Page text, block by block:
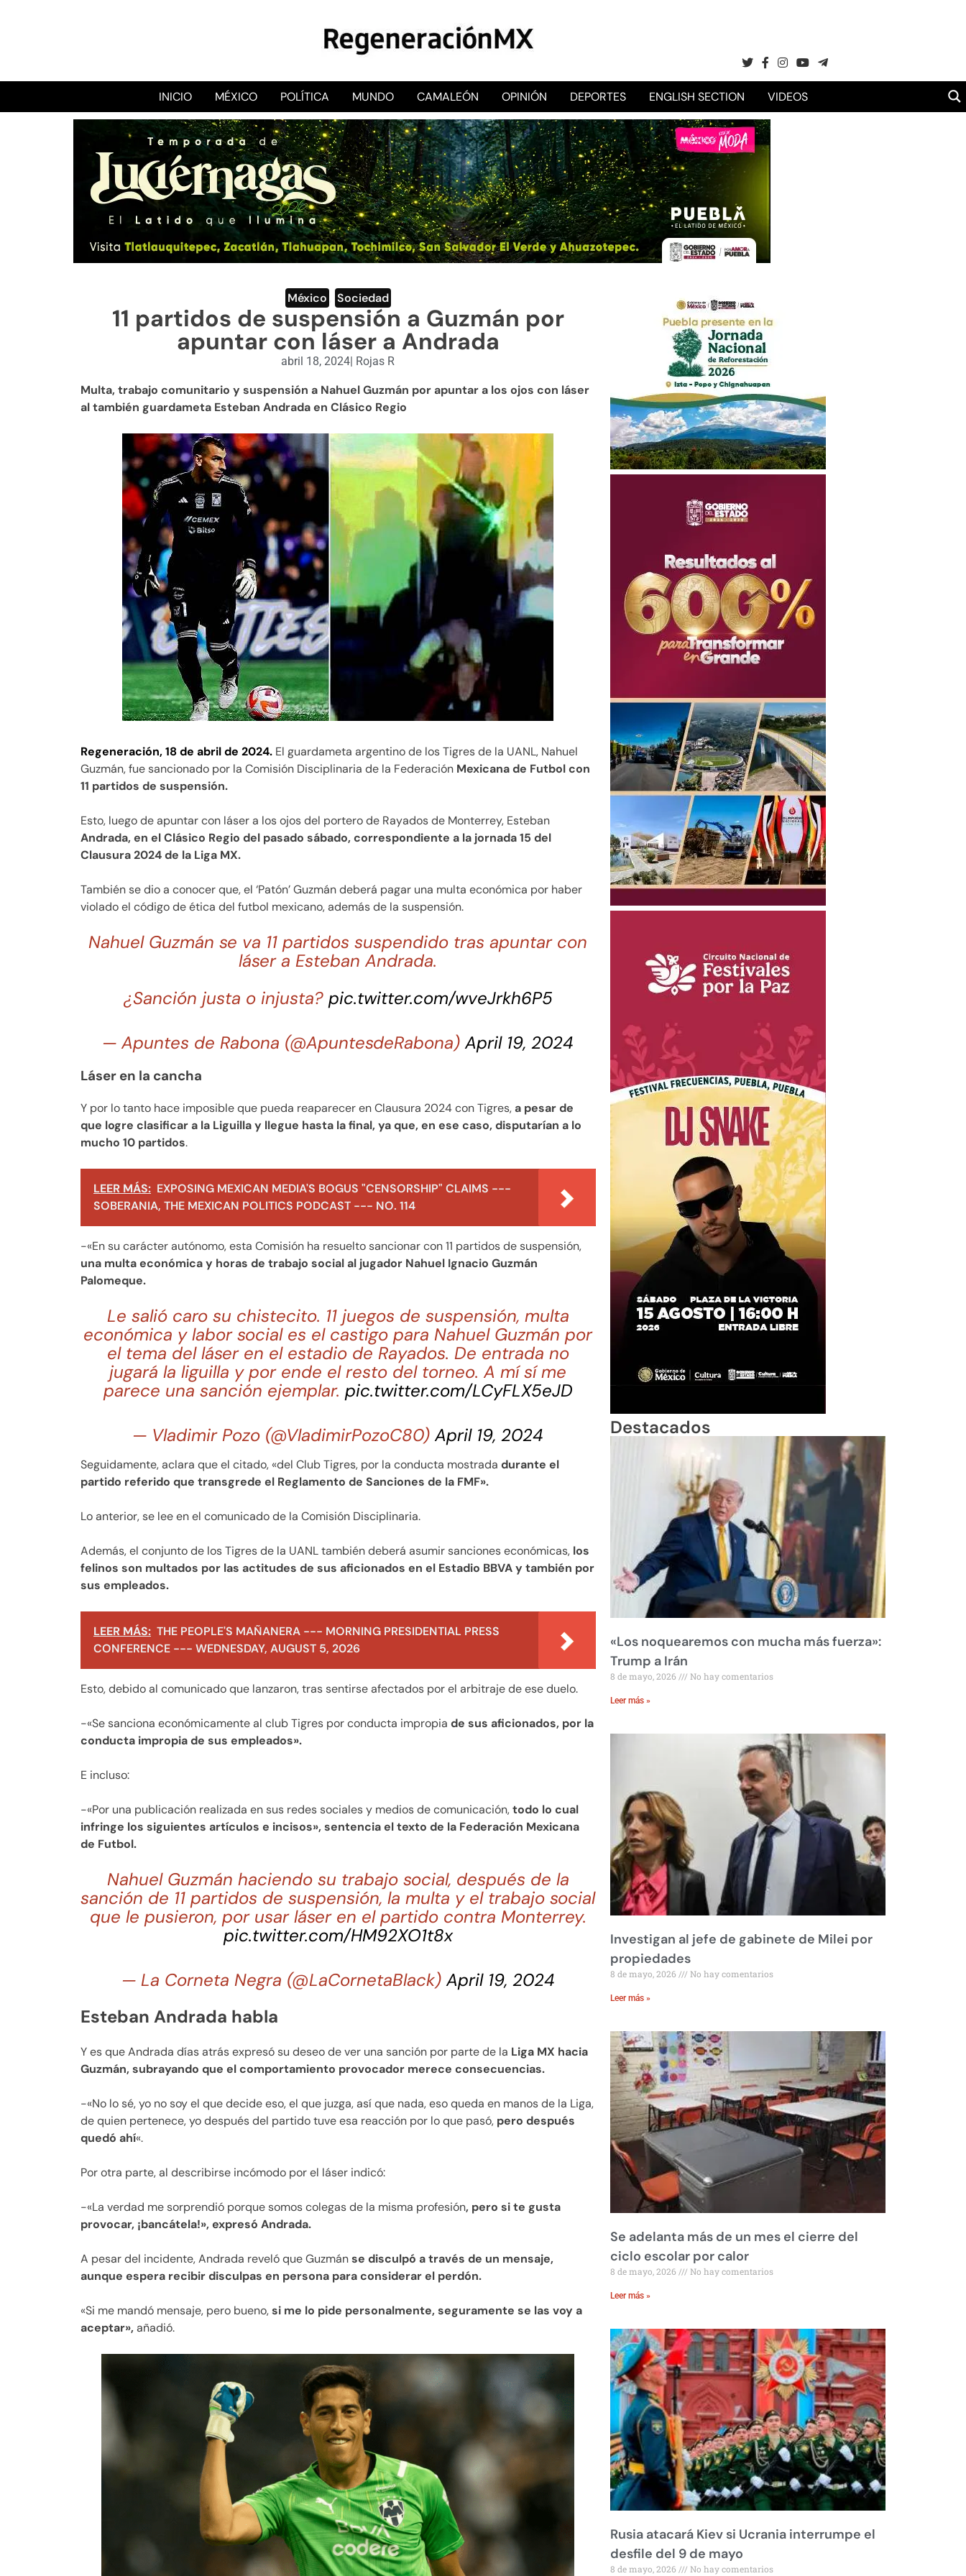
RegeneraciónMX
Sitio de noticias libre e independiente
INICIO MÉXICO POLÍTICA MUNDO CAMALEÓN OPINIÓN DEPORTES ENGLISH SECTION VIDEOS
México Sociedad
11 partidos de suspensión a Guzmán por
apuntar con láser a Andrada
abril 18, 2024 Rojas R
Multa, trabajo comunitario y suspensión a Nahuel Guzmán por apuntar a los ojos con láser
al también guardameta Esteban Andrada en Clásico Regio
Regeneración, 18 de abril de 2024. El guardameta argentino de los Tigres de la UANL, Nahuel
Guzmán, fue sancionado por la Comisión Disciplinaria de la Federación Mexicana de Futbol con
11 partidos de suspensión.
Esto, luego de apuntar con láser a los ojos del portero de Rayados de Monterrey, Esteban
Andrada, en el Clásico Regio del pasado sábado, correspondiente a la jornada 15 del
Clausura 2024 de la Liga MX.
También se dio a conocer que, el ‘Patón’ Guzmán deberá pagar una multa económica por haber
violado el código de ética del futbol mexicano, además de la suspensión.
Nahuel Guzmán se va 11 partidos suspendido tras apuntar con
láser a Esteban Andrada.
¿Sanción justa o injusta? pic.twitter.com/wveJrkh6P5
— Apuntes de Rabona (@ApuntesdeRabona)April 19, 2024
Láser en la cancha
Y por lo tanto hace imposible que pueda reaparecer en Clausura 2024 con Tigres,a pesar de
que logre clasificar a la Liguilla y llegue hasta la final, ya que, en ese caso, disputarían a lo
mucho 10 partidos.
LEER MÁS: EXPOSING MEXICAN MEDIA'S BOGUS "CENSORSHIP" CLAIMS ---
SOBERANIA, THE MEXICAN POLITICS PODCAST --- NO. 114
-«En su carácter autónomo, esta Comisión ha resuelto sancionar con 11 partidos de suspensión,
una multa económica y horas de trabajo social al jugador Nahuel Ignacio Guzmán
Palomeque.
Le salió caro su chistecito. 11 juegos de suspensión, multa
económica y labor social es el castigo para Nahuel Guzmán por
el tema del láser en el estadio de Rayados. De entrada no
jugará la liguilla y por ende el resto del torneo. A mí sí me
parece una sanción ejemplar. pic.twitter.com/LCyFLX5eJD
— Vladimir Pozo (@VladimirPozoC80)April 19, 2024
Seguidamente, aclara que el citado, «del Club Tigres, por la conducta mostrada durante el
partido referido que transgrede el Reglamento de Sanciones de la FMF».
Lo anterior, se lee en el comunicado de la Comisión Disciplinaria.
Además, el conjunto de los Tigres de la UANL también deberá asumir sanciones económicas, los
felinos son multados por las actitudes de sus aficionados en el Estadio BBVA y también por
sus empleados.
LEER MÁS: THE PEOPLE'S MAÑANERA --- MORNING PRESIDENTIAL PRESS
CONFERENCE --- WEDNESDAY, AUGUST 5, 2026
Esto, debido al comunicado que lanzaron, tras sentirse afectados por el arbitraje de ese duelo.
-«Se sanciona económicamente al club Tigres por conducta impropia de sus aficionados, por la
conducta impropia de sus empleados».
E incluso:
-«Por una publicación realizada en sus redes sociales y medios de comunicación,todo lo cual
infringe los siguientes artículos e incisos», sentencia el texto de la Federación Mexicana
de Futbol.
Nahuel Guzmán haciendo su trabajo social, después de la
sanción de 11 partidos de suspensión, la multa y el trabajo social
que le pusieron, por usar láser en el partido contra Monterrey.
pic.twitter.com/HM92XO1t8x
— La Corneta Negra (@LaCornetaBlack)April 19, 2024
Esteban Andrada habla
Y es que Andrada días atrás expresó su deseo de ver una sanción por parte de la Liga MX hacia
Guzmán, subrayando que el comportamiento provocador merece consecuencias.
-«No lo sé, yo no soy el que decide eso, el que juzga, así que nada, eso queda en manos de la Liga,
de quien pertenece, yo después del partido tuve esa reacción por lo que pasó, pero después
quedó ahí«.
Por otra parte, al describirse incómodo por el láser indicó:
-«La verdad me sorprendió porque somos colegas de la misma profesión, pero si te gusta
provocar, ¡bancátela!», expresó Andrada.
A pesar del incidente, Andrada reveló que Guzmánse disculpó a través de un mensaje,
aunque espera recibir disculpas en persona para considerar el perdón.
«Si me mandó mensaje, pero bueno,si me lo pide personalmente, seguramente se las voy a
aceptar», añadió.
Destacados
«Los noquearemos con mucha más fuerza»:
Trump a Irán
8 de mayo, 2026 No hay comentarios
Leer más »
Investigan al jefe de gabinete de Milei por
propiedades
8 de mayo, 2026 No hay comentarios
Leer más »
Se adelanta más de un mes el cierre del
ciclo escolar por calor
8 de mayo, 2026 No hay comentarios
Leer más »
Rusia atacará Kiev si Ucrania interrumpe el
desfile del 9 de mayo
8 de mayo, 2026 No hay comentarios